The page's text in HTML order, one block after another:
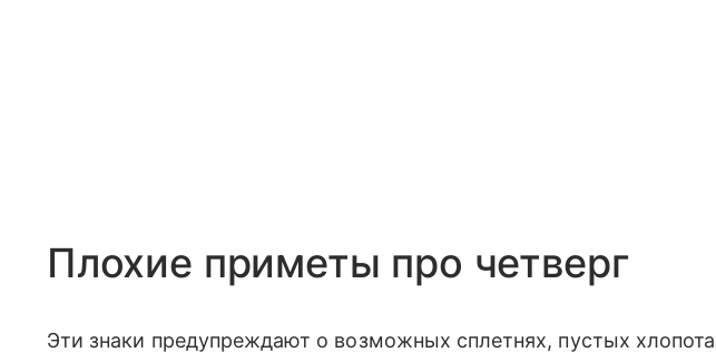
Плохие приметы про четверг
Эти знаки предупреждают о возможных сплетнях, пустых